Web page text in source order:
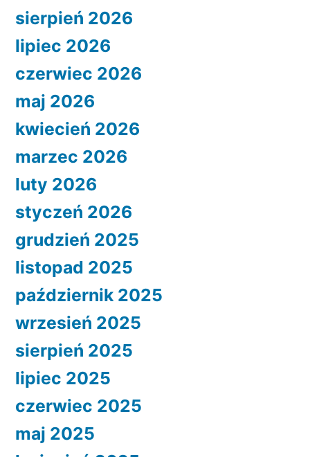
sierpień 2026
lipiec 2026
czerwiec 2026
maj 2026
kwiecień 2026
marzec 2026
luty 2026
styczeń 2026
grudzień 2025
listopad 2025
październik 2025
wrzesień 2025
sierpień 2025
lipiec 2025
czerwiec 2025
maj 2025